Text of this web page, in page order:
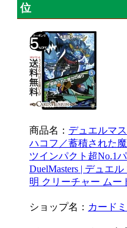
位
商品名： デュエルマ
ハコフ／蓄積された
ツインパクト超No.1
DuelMasters | デュエ
明 クリーチャー ムー
ショップ名： カード